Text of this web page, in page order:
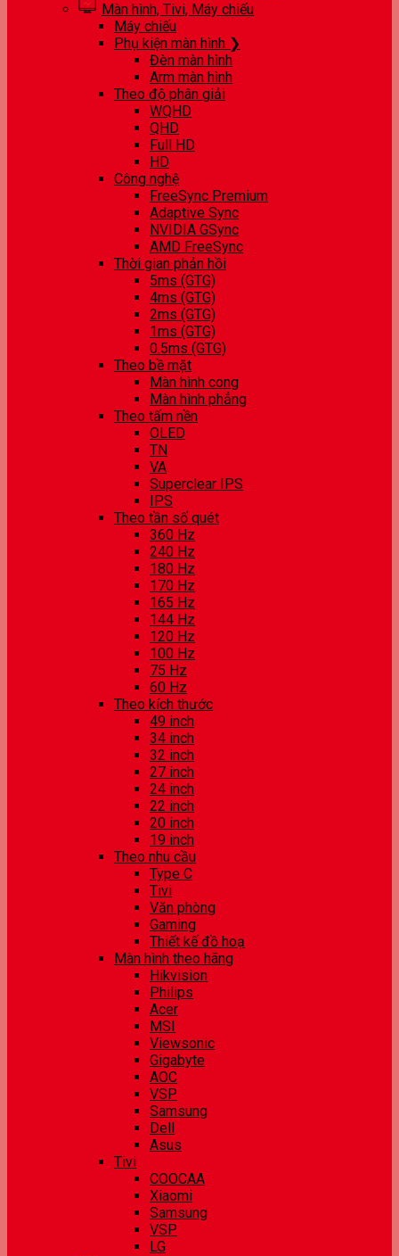
Màn hình, Tivi, Máy chiếu
Máy chiếu
Phụ kiện màn hình ❯
Đèn màn hình
Arm màn hình
Theo độ phân giải
WQHD
QHD
Full HD
HD
Công nghệ
FreeSync Premium
Adaptive Sync
NVIDIA GSync
AMD FreeSync
Thời gian phản hồi
5ms (GTG)
4ms (GTG)
2ms (GTG)
1ms (GTG)
0.5ms (GTG)
Theo bề mặt
Màn hình cong
Màn hình phẳng
Theo tấm nền
OLED
TN
VA
Superclear IPS
IPS
Theo tần số quét
360 Hz
240 Hz
180 Hz
170 Hz
165 Hz
144 Hz
120 Hz
100 Hz
75 Hz
60 Hz
Theo kích thước
49 inch
34 inch
32 inch
27 inch
24 inch
22 inch
20 inch
19 inch
Theo nhu cầu
Type C
Tivi
Văn phòng
Gaming
Thiết kế đồ hoạ
Màn hình theo hãng
Hikvision
Philips
Acer
MSI
Viewsonic
Gigabyte
AOC
VSP
Samsung
Dell
Asus
Tivi
COOCAA
Xiaomi
Samsung
VSP
LG